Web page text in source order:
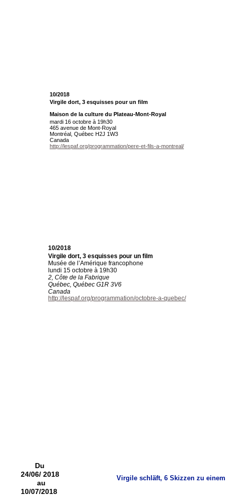
Du
24/06/ 2018
au
10/07/2018
Virgile schläft, 6 Skizzen zu
10/2018
Virgile dort, 3 esquisses pour un film
Musée de l’Amérique francophone
lundi 15 octobre à 19h30
2, Côte de la Fabrique
Québec, Québec G1R 3V6
Canada
http://lespaf.org/programmation/octobre-a-quebec/
10/2018
Virgile dort, 3 esquisses pour un film
Maison de la culture du Plateau-Mont-Royal
mardi 16 octobre à 19h30
465 avenue de Mont-Royal
Montréal, Québec H2J 1W3
Canada
http://lespaf.org/programmation/pere-et-fils-a-montreal/